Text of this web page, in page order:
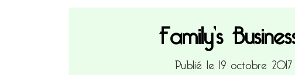
Family’s
Publié le 19 octobre 2017